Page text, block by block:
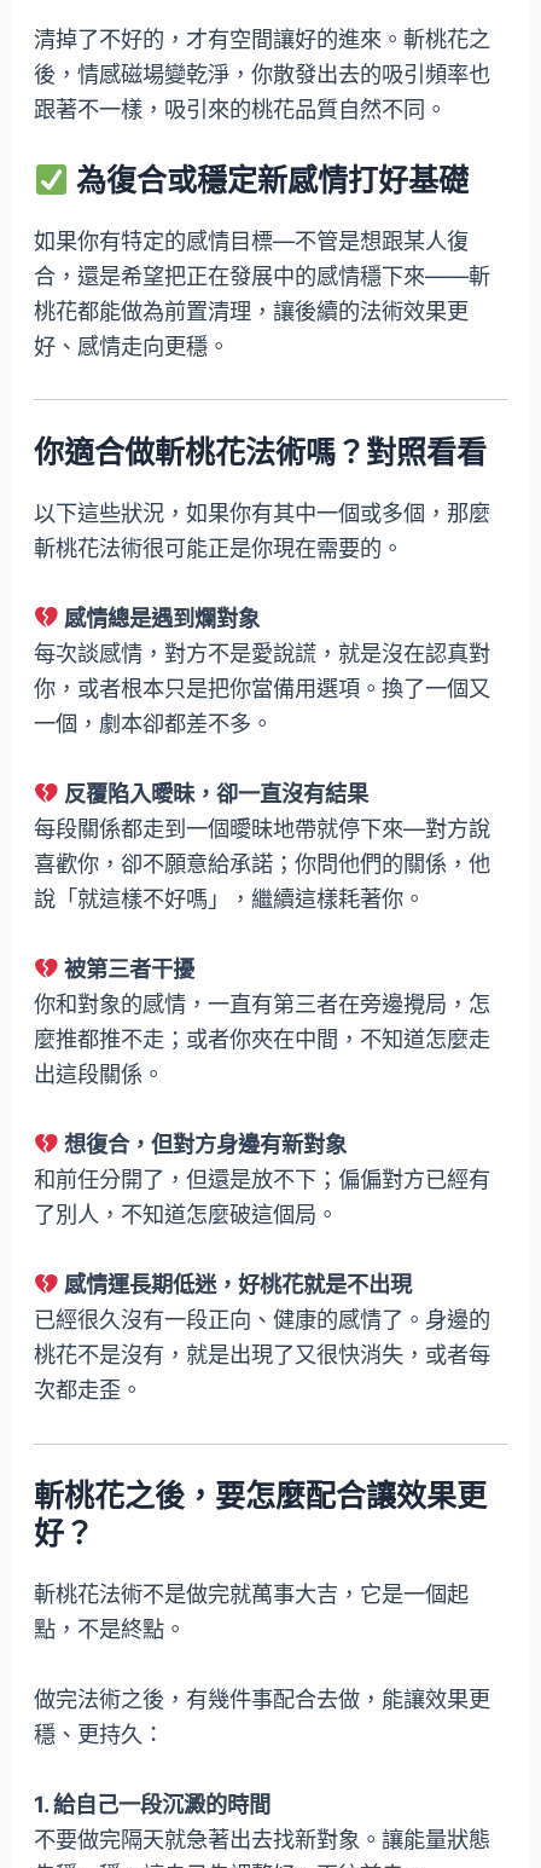
清掉了不好的，才有空間讓好的進來。斬桃花之
後，情感磁場變乾淨，你散發出去的吸引頻率也
跟著不一樣，吸引來的桃花品質自然不同。
為復合或穩定新感情打好基礎
如果你有特定的感情目標—不管是想跟某人復
合，還是希望把正在發展中的感情穩下來——斬
桃花都能做為前置清理，讓後續的法術效果更
好、感情走向更穩。
你適合做斬桃花法術嗎？對照看看
以下這些狀況，如果你有其中一個或多個，那麼
斬桃花法術很可能正是你現在需要的。
感情總是遇到爛對象
每次談感情，對方不是愛說謊，就是沒在認真對
你，或者根本只是把你當備用選項。換了一個又
一個，劇本卻都差不多。
反覆陷入曖昧，卻一直沒有結果
每段關係都走到一個曖昧地帶就停下來—對方說
喜歡你，卻不願意給承諾；你問他們的關係，他
說「就這樣不好嗎」，繼續這樣耗著你。
被第三者干擾
你和對象的感情，一直有第三者在旁邊攪局，怎
麼推都推不走；或者你夾在中間，不知道怎麼走
出這段關係。
想復合，但對方身邊有新對象
和前任分開了，但還是放不下；偏偏對方已經有
了別人，不知道怎麼破這個局。
感情運長期低迷，好桃花就是不出現
已經很久沒有一段正向、健康的感情了。身邊的
桃花不是沒有，就是出現了又很快消失，或者每
次都走歪。
斬桃花之後，要怎麼配合讓效果更
好？
斬桃花法術不是做完就萬事大吉，它是一個起
點，不是終點。
做完法術之後，有幾件事配合去做，能讓效果更
穩、更持久：
1. 給自己一段沉澱的時間
不要做完隔天就急著出去找新對象。讓能量狀態